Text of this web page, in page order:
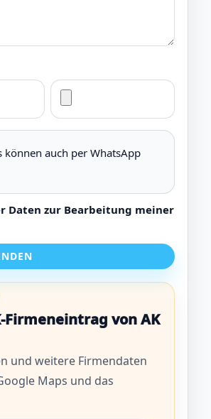
können auch per WhatsApp
Daten zur Bearbeitung meiner
Firmeneintrag von AK
und weitere Firmendaten
Maps und das